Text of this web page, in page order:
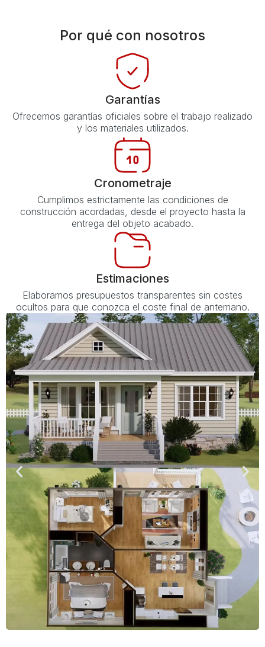
Por qué con nosotros
Garantías
Ofrecemos garantías oficiales sobre el trabajo realizado
y los materiales utilizados.
Cronometraje
Cumplimos estrictamente las condiciones de
construcción acordadas, desde el proyecto hasta la
entrega del objeto acabado.
Estimaciones
Elaboramos presupuestos transparentes sin costes
ocultos para que conozca el coste final de antemano.